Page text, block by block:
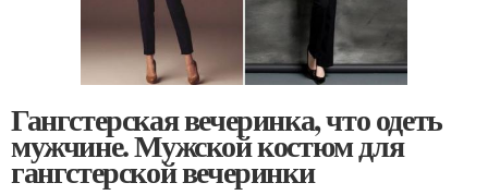
Гангстерская вечеринка, что одеть
мужчине. Мужской костюм для
гангстерской вечеринки